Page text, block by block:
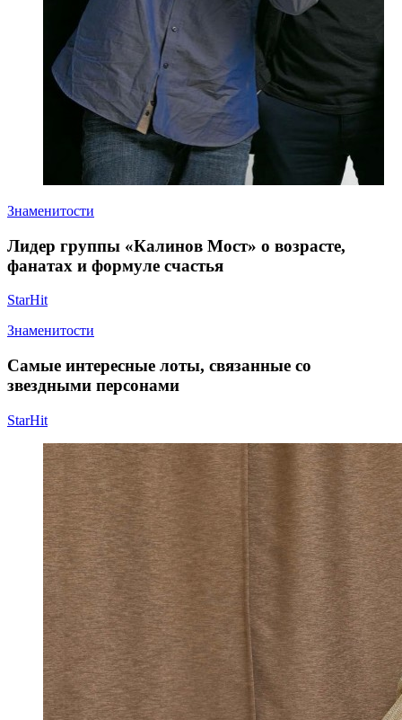
Знаменитости
Лидер группы «Калинов Мост» о возрасте,
фанатах и формуле счастья
StarHit
Знаменитости
Самые интересные лоты, связанные со
звездными персонами
StarHit